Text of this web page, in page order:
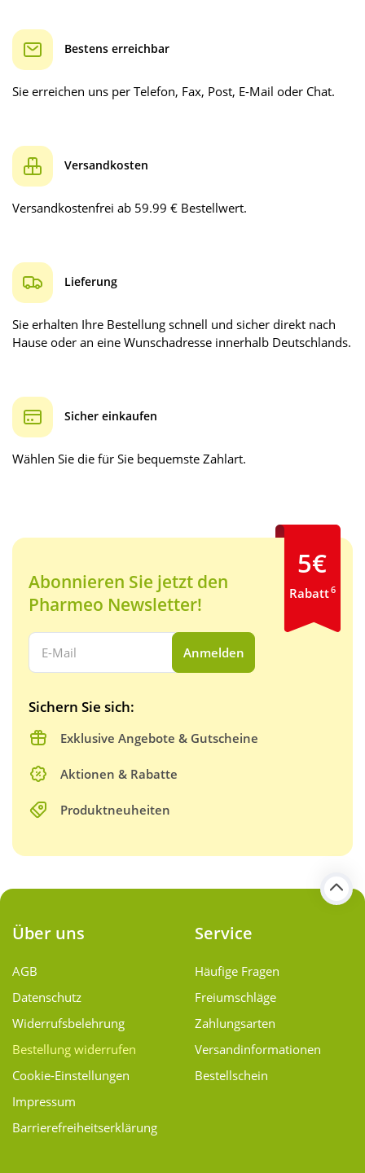
Bestens erreichbar
Sie erreichen uns per Telefon, Fax, Post, E-Mail oder Chat.
Versandkosten
Versandkostenfrei ab 59.99 € Bestellwert.
Lieferung
Sie erhalten Ihre Bestellung schnell und sicher direkt nach
Hause oder an eine Wunschadresse innerhalb Deutschlands.
Sicher einkaufen
Wählen Sie die für Sie bequemste Zahlart.
Abonnieren Sie jetzt den
Pharmeo Newsletter!
Ihre E-Mail Adresse:
Anmelden
Sichern Sie sich:
Exklusive Angebote & Gutscheine
Aktionen & Rabatte
Produktneuheiten
5€
Rabatt6
Über uns
AGB
Datenschutz
Widerrufsbelehrung
Bestellung widerrufen
Cookie-Einstellungen
Impressum
Barrierefreiheitserklärung
Service
Häufige Fragen
Freiumschläge
Zahlungsarten
Versand­informationen
Bestellschein